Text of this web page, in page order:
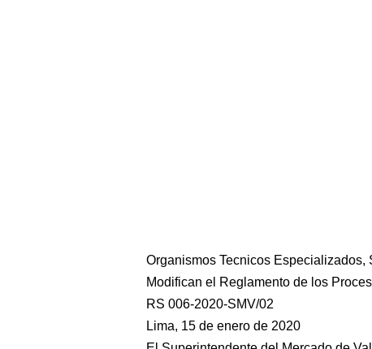
Organismos Tecnicos
Modifican el Reglamento de los
RS 006-2020-SMV/02
Lima, 15 de enero de 2020